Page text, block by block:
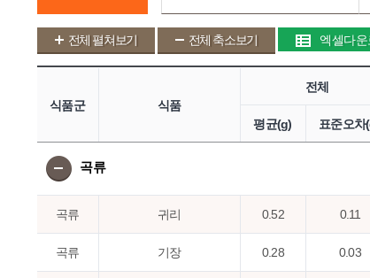
전체 펼쳐보기 전체 축소보기 엑셀다운
식품군 식품
전체
평균(g) 표준오차
곡류
곡류 귀리 0.52 0.11
곡류 기장 0.28 0.03